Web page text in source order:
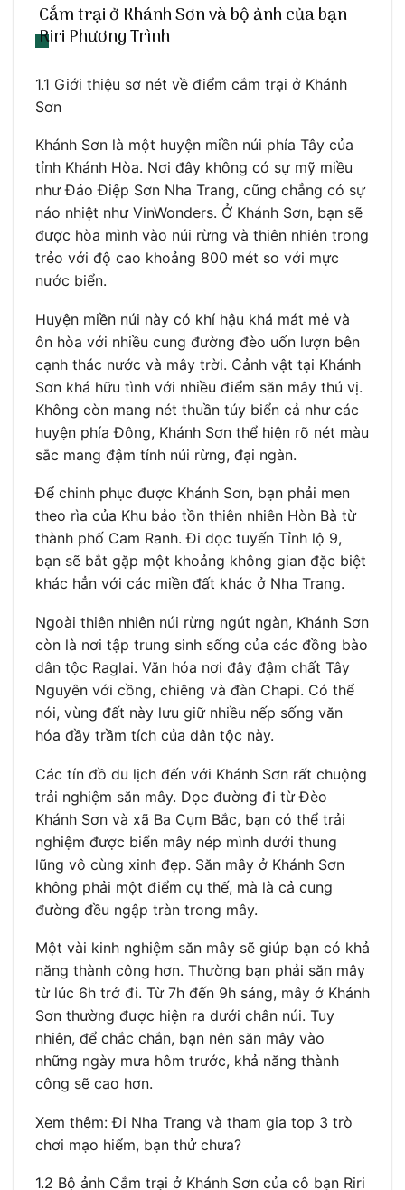
Cắm trại ở Khánh Sơn và bộ ảnh của bạn
Riri Phương Trình
1.1 Giới thiệu sơ nét về điểm cắm trại ở Khánh
Sơn
Khánh Sơn là một huyện miền núi phía Tây của
tỉnh Khánh Hòa. Nơi đây không có sự mỹ miều
như Đảo Điệp Sơn Nha Trang, cũng chẳng có sự
náo nhiệt như VinWonders. Ở Khánh Sơn, bạn sẽ
được hòa mình vào núi rừng và thiên nhiên trong
trẻo với độ cao khoảng 800 mét so với mực
nước biển.
Huyện miền núi này có khí hậu khá mát mẻ và
ôn hòa với nhiều cung đường đèo uốn lượn bên
cạnh thác nước và mây trời. Cảnh vật tại Khánh
Sơn khá hữu tình với nhiều điểm săn mây thú vị.
Không còn mang nét thuần túy biển cả như các
huyện phía Đông, Khánh Sơn thể hiện rõ nét màu
sắc mang đậm tính núi rừng, đại ngàn.
Để chinh phục được Khánh Sơn, bạn phải men
theo rìa của Khu bảo tồn thiên nhiên Hòn Bà từ
thành phố Cam Ranh. Đi dọc tuyến Tỉnh lộ 9,
bạn sẽ bắt gặp một khoảng không gian đặc biệt
khác hẳn với các miền đất khác ở Nha Trang.
Ngoài thiên nhiên núi rừng ngút ngàn, Khánh Sơn
còn là nơi tập trung sinh sống của các đồng bào
dân tộc Raglai. Văn hóa nơi đây đậm chất Tây
Nguyên với cồng, chiêng và đàn Chapi. Có thể
nói, vùng đất này lưu giữ nhiều nếp sống văn
hóa đầy trầm tích của dân tộc này.
Các tín đồ du lịch đến với Khánh Sơn rất chuộng
trải nghiệm săn mây. Dọc đường đi từ Đèo
Khánh Sơn và xã Ba Cụm Bắc, bạn có thể trải
nghiệm được biển mây nép mình dưới thung
lũng vô cùng xinh đẹp. Săn mây ở Khánh Sơn
không phải một điểm cụ thế, mà là cả cung
đường đều ngập tràn trong mây.
Một vài kinh nghiệm săn mây sẽ giúp bạn có khả
năng thành công hơn. Thường bạn phải săn mây
từ lúc 6h trở đi. Từ 7h đến 9h sáng, mây ở Khánh
Sơn thường được hiện ra dưới chân núi. Tuy
nhiên, để chắc chắn, bạn nên săn mây vào
những ngày mưa hôm trước, khả năng thành
công sẽ cao hơn.
Xem thêm: Đi Nha Trang và tham gia top 3 trò
chơi mạo hiểm, bạn thử chưa?
1.2 Bộ ảnh Cắm trại ở Khánh Sơn của cô bạn Riri